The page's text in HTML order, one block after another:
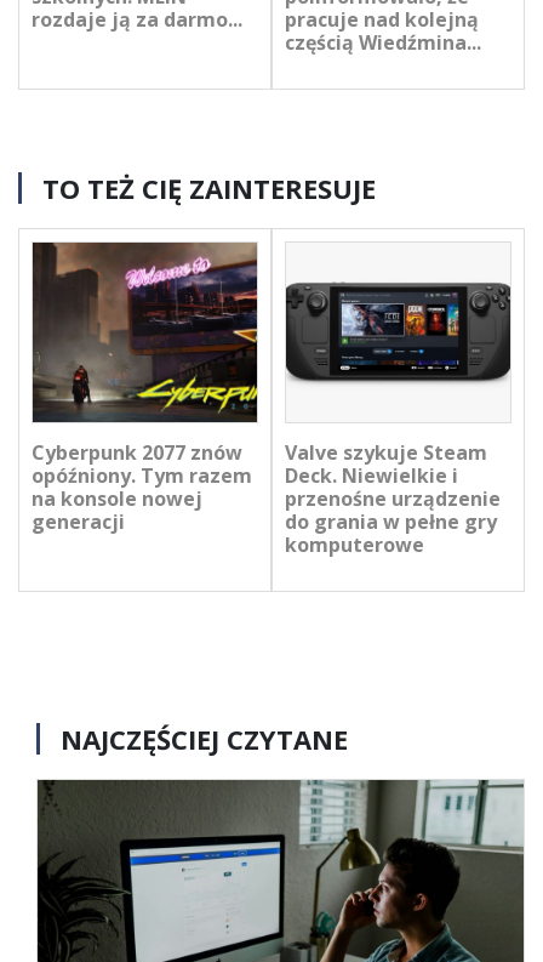
rozdaje ją za darmo...
pracuje nad kolejną
częścią Wiedźmina...
TO TEŻ CIĘ ZAINTERESUJE
Cyberpunk 2077 znów
opóźniony. Tym razem
na konsole nowej
generacji
Valve szykuje Steam
Deck. Niewielkie i
przenośne urządzenie
do grania w pełne gry
komputerowe
NAJCZĘŚCIEJ CZYTANE